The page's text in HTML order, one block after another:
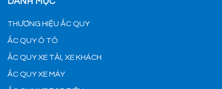
THƯƠNG HIỆU ẮC QUY
ẮC QUY Ô TÔ
ẮC QUY XE TẢI, XE KHÁCH
ẮC QUY XE MÁY